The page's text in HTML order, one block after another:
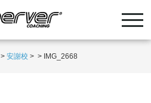
>安謝校 > > IMG_2668